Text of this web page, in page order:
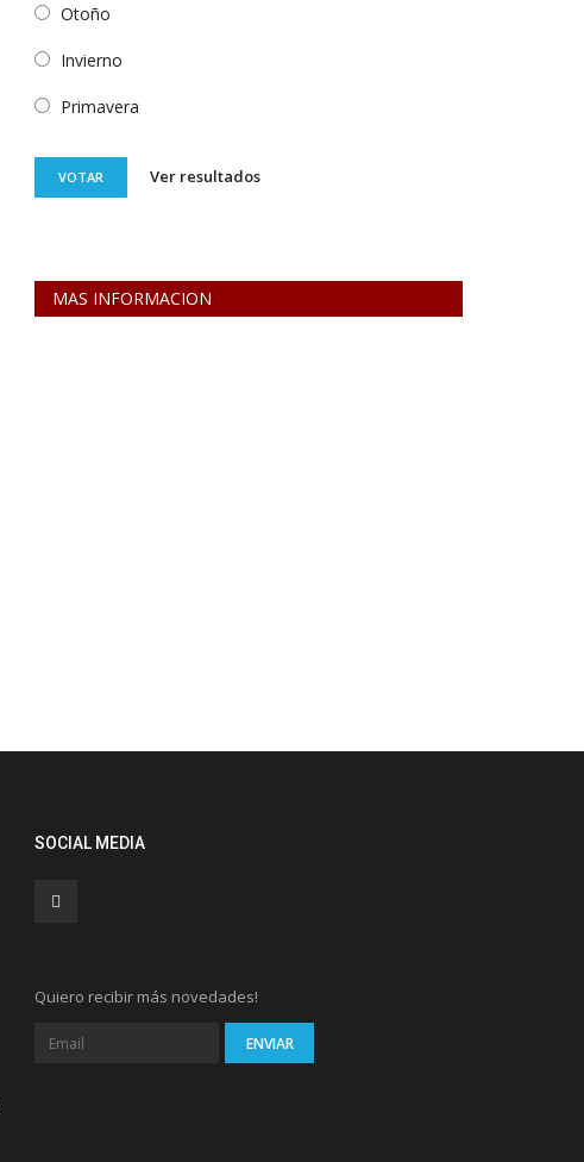
Otoño
Invierno
Primavera
VOTAR Ver resultados
MAS INFORMACION
SOCIAL MEDIA
Quiero recibir más novedades!